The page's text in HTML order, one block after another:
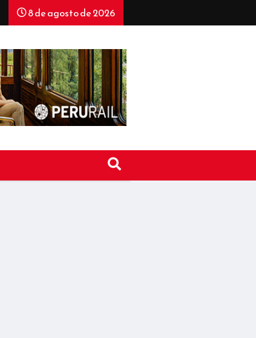
8 de agosto de 2026